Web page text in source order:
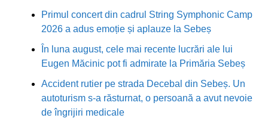
Primul concert din cadrul String Symphonic Camp
2026 a adus emoție și aplauze la Sebeș
În luna august, cele mai recente lucrări ale lui
Eugen Măcinic pot fi admirate la Primăria Sebeș
Accident rutier pe strada Decebal din Sebeș. Un
autoturism s-a răsturnat, o persoană a avut nevoie
de îngrijiri medicale